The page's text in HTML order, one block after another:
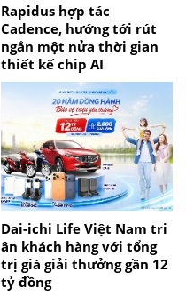
Rapidus hợp tác
Cadence, hướng tới rút
ngắn một nửa thời gian
thiết kế chip AI
Dai-ichi Life Việt Nam tri
ân khách hàng với tổng
trị giá giải thưởng gần 12
tỷ đồng